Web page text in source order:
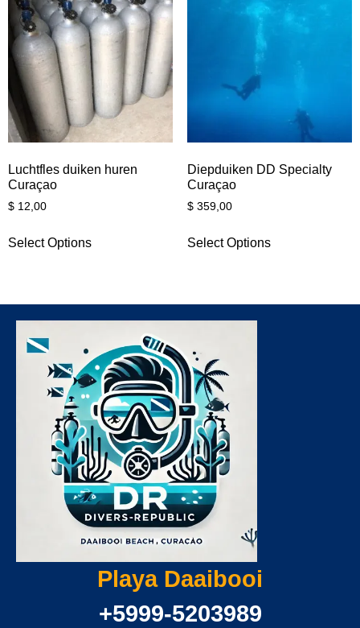
Luchtfles duiken huren
Curaçao
$ 12,00
Select Options
Diepduiken DD Specialty
Curaçao
$359,00
Select Options
Playa Daaibooi
+5999-5203989